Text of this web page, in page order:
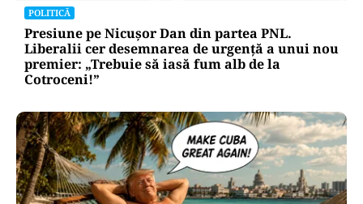
POLITICĂ
Presiune pe Nicușor Dan din partea PNL.
Liberalii cer desemnarea de urgență a unui nou
premier: „Trebuie să iasă fum alb de la
Cotroceni!”